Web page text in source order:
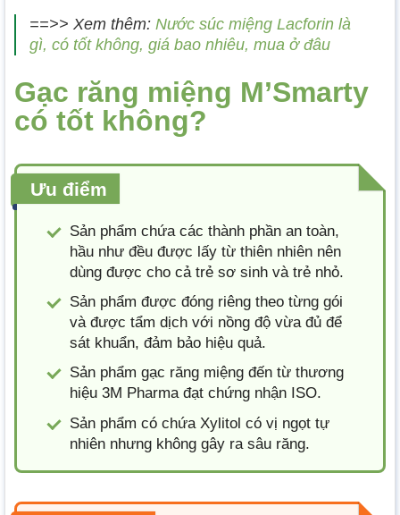
==>> Xem thêm: Nước súc miệng Lacforin là
gì, có tốt không, giá bao nhiêu, mua ở đâu
Gạc răng miệng M’Smarty
có tốt không?
Ưu điểm
Sản phẩm chứa các thành phần an toàn,
hầu như đều được lấy từ thiên nhiên nên
dùng được cho cả trẻ sơ sinh và trẻ nhỏ.
Sản phẩm được đóng riêng theo từng gói
và được tẩm dịch với nồng độ vừa đủ để
sát khuẩn, đảm bảo hiệu quả.
Sản phẩm gạc răng miệng đến từ thương
hiệu 3M Pharma đạt chứng nhận ISO.
Sản phẩm có chứa Xylitol có vị ngọt tự
nhiên nhưng không gây ra sâu răng.